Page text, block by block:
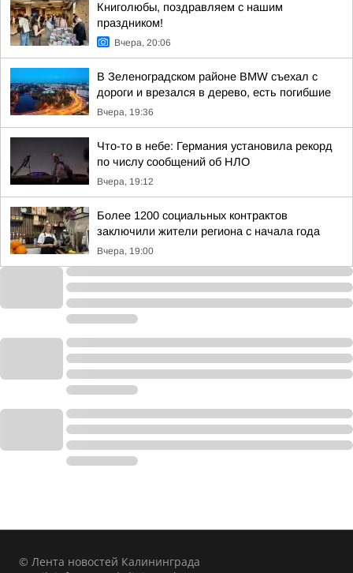
Книголюбы, поздравляем с нашим
праздником!
Вчера, 20:06
В Зеленоградском районе BMW съехал с
дороги и врезался в дерево, есть погибшие
Вчера, 19:36
Что-то в небе: Германия установила рекорд
по числу сообщений об НЛО
Вчера, 19:12
Более 1200 социальных контрактов
заключили жители региона с начала года
Вчера, 19:00
© Лента новостей Калининграда